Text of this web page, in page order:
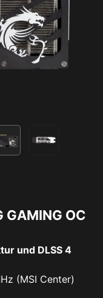
OC
und DLSS 4
(MSI Center)